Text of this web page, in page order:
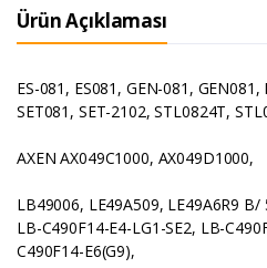
Ürün Açıklaması
ES-081, ES081, GEN-081,
SET081, SET-2102, STL0824T,
AXEN AX049C1000, AX049D1000,
LB49006, LE49A509, LE49A6R9
LB-C490F14-E4-LG1-SE2, LB-
C490F14-E6(G9),